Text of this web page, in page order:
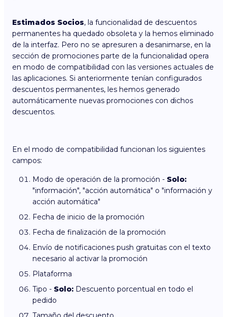
Estimados Socios, la funcionalidad de descuentos
permanentes ha quedado obsoleta y la hemos eliminado
de la interfaz. Pero no se apresuren a desanimarse, en la
sección de promociones parte de la funcionalidad opera
en modo de compatibilidad con las versiones actuales de
las aplicaciones. Si anteriormente tenían configurados
descuentos permanentes, les hemos generado
automáticamente nuevas promociones con dichos
descuentos.
En el modo de compatibilidad funcionan los siguientes
campos:
Modo de operación de la promoción - Solo:
"información", "acción automática" o "información y
acción automática"
Fecha de inicio de la promoción
Fecha de finalización de la promoción
Envío de notificaciones push gratuitas con el texto
necesario al activar la promoción
Plataforma
Tipo - Solo: Descuento porcentual en todo el
pedido